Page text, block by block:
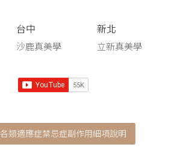
台中
沙鹿真美學
新北
立新真美學
各類適應症禁忌症副作用細項說明